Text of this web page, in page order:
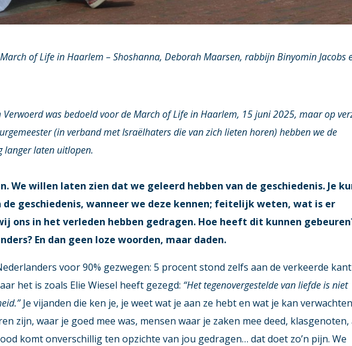
of Life in Haarlem – Shoshanna, Deborah Maarsen, rabbijn Binyomin Jacobs
Verwoerd was bedoeld voor de March of Life in Haarlem, 15 juni 2025, maar op
(in verband met Israëlhaters die van zich lieten horen) hebben we de
langer laten uitlopen.
We willen laten zien dat we geleerd hebben van de geschiedenis. Je
de geschiedenis, wanneer we deze kennen; feitelijk weten, wat is er
ons in het verleden hebben gedragen. Hoe heeft dit kunnen
En dan geen loze woorden, maar daden.
voor 90% gezwegen: 5 procent stond zelfs aan de verkeerde
het is zoals Elie Wiesel heeft gezegd: “Het tegenovergestelde van liefde is niet
Je vijanden die ken je, je weet wat je aan ze hebt en wat je kan
zijn, waar je goed mee was, mensen waar je zaken mee deed, klasgenoten,
komt onverschillig ten opzichte van jou gedragen… dat doet zo’n pijn. We